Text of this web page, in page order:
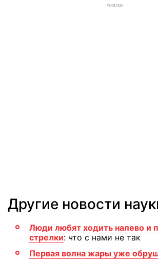
РЕКЛАМА
Другие новости
Люди любят ходить налево и
стрелки: что с нами не так
Первая волна жары уже